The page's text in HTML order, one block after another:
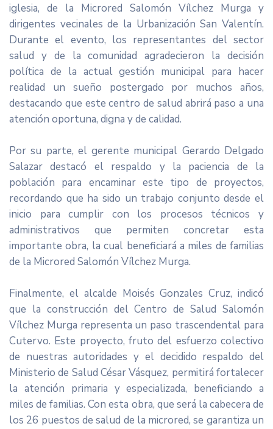
iglesia, de la Microred Salomón Vílchez Murga y
dirigentes vecinales de la Urbanización San Valentín.
Durante el evento, los representantes del sector
salud y de la comunidad agradecieron la decisión
política de la actual gestión municipal para hacer
realidad un sueño postergado por muchos años,
destacando que este centro de salud abrirá paso a una
atención oportuna, digna y de calidad.
Por su parte, el gerente municipal Gerardo Delgado
Salazar destacó el respaldo y la paciencia de la
población para encaminar este tipo de proyectos,
recordando que ha sido un trabajo conjunto desde el
inicio para cumplir con los procesos técnicos y
administrativos que permiten concretar esta
importante obra, la cual beneficiará a miles de familias
de la Microred Salomón Vílchez Murga.
Finalmente, el alcalde Moisés Gonzales Cruz, indicó
que la construcción del Centro de Salud Salomón
Vílchez Murga representa un paso trascendental para
Cutervo. Este proyecto, fruto del esfuerzo colectivo
de nuestras autoridades y el decidido respaldo del
Ministerio de Salud César Vásquez, permitirá fortalecer
la atención primaria y especializada, beneficiando a
miles de familias. Con esta obra, que será la cabecera de
los 26 puestos de salud de la microred, se garantiza un